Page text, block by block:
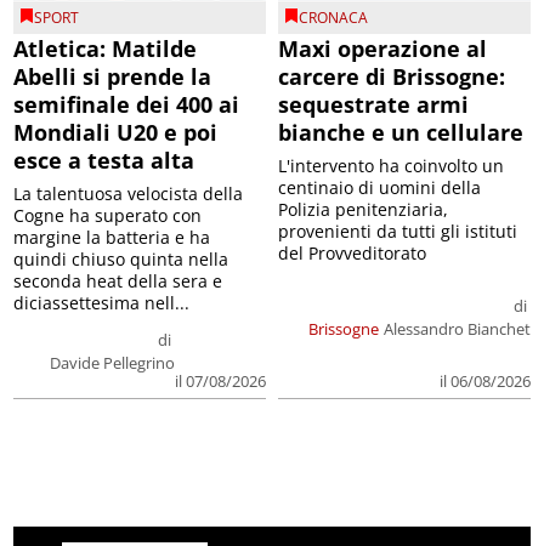
SPORT
Atletica: Matilde
Abelli si prende la
semifinale dei 400 ai
Mondiali U20 e poi
esce a testa alta
di
Davide Pellegrino
il 07/08/2026
La talentuosa velocista della
Cogne ha superato con
margine la batteria e ha
quindi chiuso quinta nella
seconda heat della sera e
diciassettesima nell...
CRONACA
Maxi operazione al
carcere di Brissogne:
sequestrate armi
bianche e un cellulare
Brissogne
di
Alessandro Bianchet
il 06/08/2026
L'intervento ha coinvolto un
centinaio di uomini della
Polizia penitenziaria,
provenienti da tutti gli istituti
del Provveditorato